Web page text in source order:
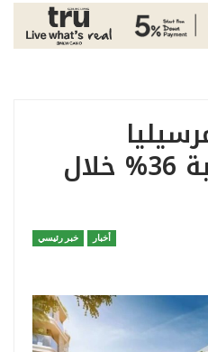
المصرية» بنسبة 36% خلال
أخبار خبر رئيسي